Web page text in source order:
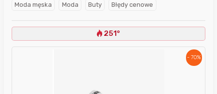
Moda męska Moda Buty Błędy cenowe
251°
- 70%